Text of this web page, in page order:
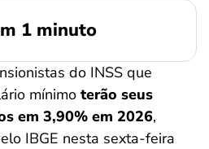
1 minuto
do INSS que
mínimo terão seus
em 3,90% em 2026,
IBGE nesta sexta-feira